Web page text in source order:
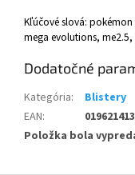
Kľúčové slová:
mega evolutions,
Dodatočné
Kategória:
Blistery
EAN:
Položka bola